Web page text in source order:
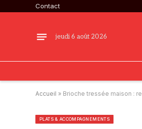
Contact
jeudi 6 août 2026
Accueil » Brioche tressée maison :
PLATS & ACCOMPAGNEMENTS